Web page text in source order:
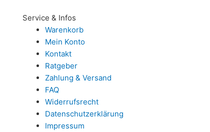
Service & Infos
Warenkorb
Mein Konto
Kontakt
Ratgeber
Zahlung & Versand
FAQ
Widerrufsrecht
Datenschutzerklärung
Impressum